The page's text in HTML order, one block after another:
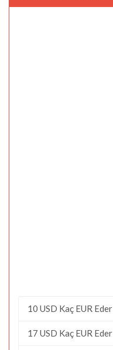
10 USD Kaç EUR Eder
17 USD Kaç EUR Eder